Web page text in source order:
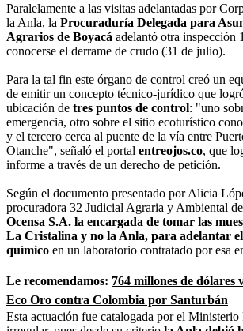
Paralelamente a las visitas adelantadas por
la Anla, la Procuraduría Delegada para
Agrarios de Boyacá adelantó otra inspección
conocerse el derrame de crudo (31 de julio).
Para la tal fin este órgano de control creó un
de emitir un concepto técnico-jurídico que
ubicación de tres puntos de control: "uno
emergencia, otro sobre el sitio ecoturístico
y el tercero cerca al puente de la vía entre
Otanche", señaló el portal entreojos.co, que
informe a través de un derecho de petición.
Según el documento presentado por Alicia
procuradora 32 Judicial Agraria y Ambiental
Ocensa S.A. la encargada de tomar las
La Cristalina y no la Anla, para adelantar
químico en un laboratorio contratado por esa
Le recomendamos: 764 millones de dólares
Eco Oro contra Colombia por Santurbán
Esta actuación fue catalogada por el